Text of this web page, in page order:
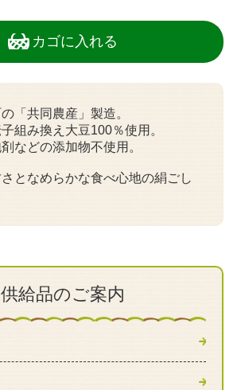
供給品のご案内
カゴに入れる
「共同農産」製造。
組み換え大豆100％使用。
などの添加物不使用。
となめらかな食べ心地の絹ごし